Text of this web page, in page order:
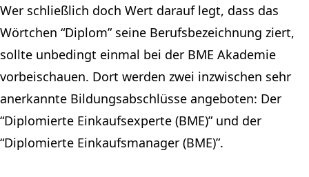
Wer schließlich doch Wert darauf legt, dass das
Wörtchen “Diplom” seine Berufsbezeichnung ziert,
sollte unbedingt einmal bei der BME Akademie
vorbeischauen. Dort werden zwei inzwischen sehr
anerkannte Bildungsabschlüsse angeboten: Der
“Diplomierte Einkaufsexperte (BME)” und der
“Diplomierte Einkaufsmanager (BME)”.